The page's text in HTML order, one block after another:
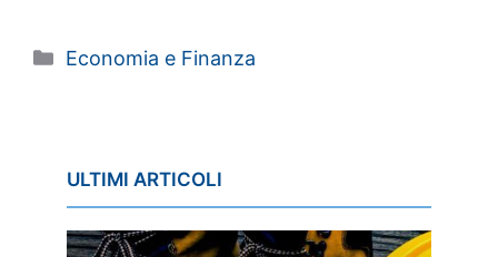
Categorie
Economia e Finanza
ULTIMI ARTICOLI